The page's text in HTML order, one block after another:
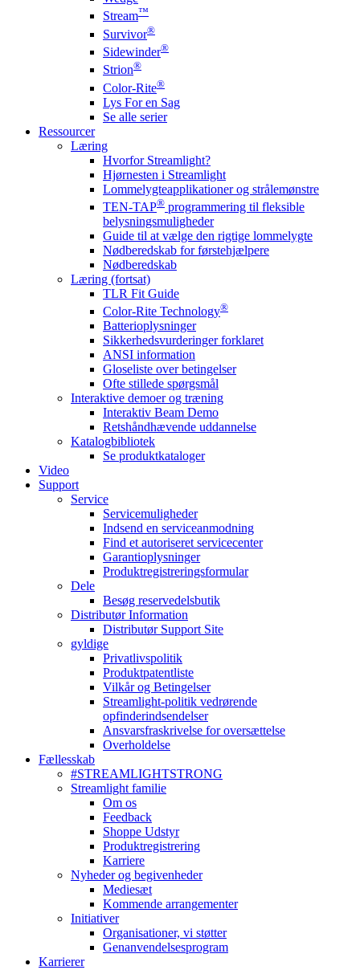
Stream™
Survivor®
Sidewinder®
Strion®
Color-Rite®
Lys For en Sag
Se alle serier
Ressourcer
Læring
Hvorfor Streamlight?
Hjørnesten i Streamlight
Lommelygteapplikationer og strålemønstre
TEN-TAP® programmering til fleksible
belysningsmuligheder
Guide til at vælge den rigtige lommelygte
Nødberedskab for førstehjælpere
Nødberedskab
Læring (fortsat)
TLR Fit Guide
Color-Rite Technology®
Batterioplysninger
Sikkerhedsvurderinger forklaret
ANSI information
Gloseliste over betingelser
Ofte stillede spørgsmål
Interaktive demoer og træning
Interaktiv Beam Demo
Retshåndhævende uddannelse
Katalogbibliotek
Se produktkataloger
Video
Support
Service
Servicemuligheder
Indsend en serviceanmodning
Find et autoriseret servicecenter
Garantioplysninger
Produktregistreringsformular
Dele
Besøg reservedelsbutik
Distributør Information
Distributør Support Site
gyldige
Privatlivspolitik
Produktpatentliste
Vilkår og Betingelser
Streamlight-politik vedrørende
opfinderindsendelser
Ansvarsfraskrivelse for oversættelse
Overholdelse
Fællesskab
#STREAMLIGHTSTRONG
Streamlight familie
Om os
Feedback
Shoppe Udstyr
Produktregistrering
Karriere
Nyheder og begivenheder
Mediesæt
Kommende arrangementer
Initiativer
Organisationer, vi støtter
Genanvendelsesprogram
Karrierer